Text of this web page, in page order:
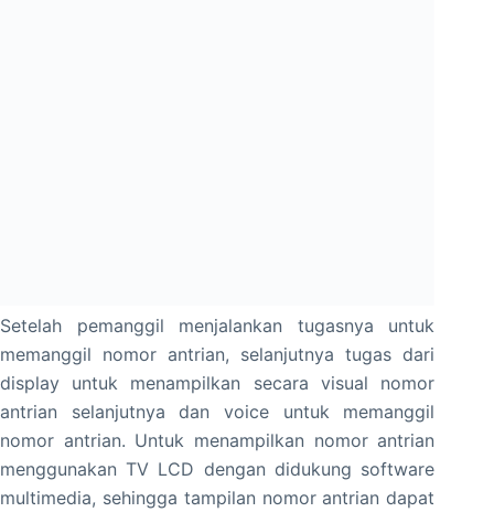
Setelah pemanggil menjalankan tugasnya untuk
memanggil nomor antrian, selanjutnya tugas dari
display untuk menampilkan secara visual nomor
antrian selanjutnya dan voice untuk memanggil
nomor antrian. Untuk menampilkan nomor antrian
menggunakan TV LCD dengan didukung software
multimedia, sehingga tampilan nomor antrian dapat